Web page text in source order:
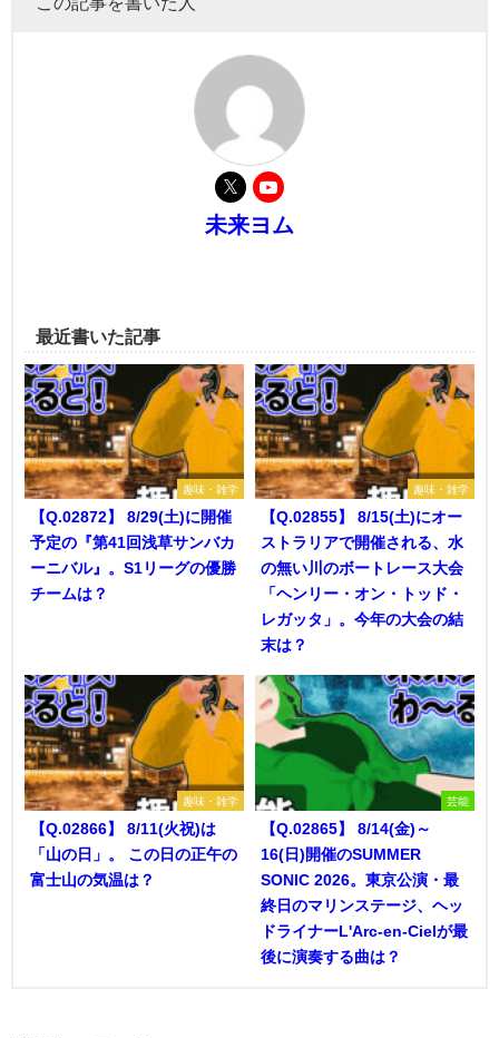
未来ヨム
最近書いた記事
趣味・雑学
【Q.02872】 8/29(土)に開催
予定の『第41回浅草サンバカ
ーニバル』。S1リーグの優勝
チームは？
趣味・雑学
【Q.02855】 8/15(土)にオー
ストラリアで開催される、水
の無い川のボートレース大会
「ヘンリー・オン・トッド・
レガッタ」。今年の大会の結
末は？
趣味・雑学
【Q.02866】 8/11(火祝)は
「山の日」。 この日の正午の
富士山の気温は？
芸能
【Q.02865】 8/14(金)～
16(日)開催のSUMMER
SONIC 2026。東京公演・最
終日のマリンステージ、ヘッ
ドライナーL'Arc-en-Cielが最
後に演奏する曲は？